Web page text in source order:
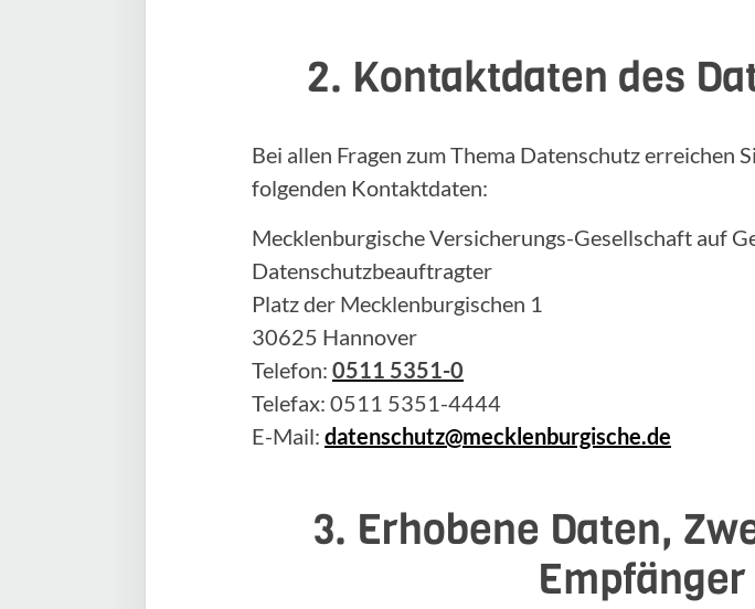
2. Kontaktdaten des
Bei allen Fragen zum Thema Datenschutz
folgenden Kontaktdaten:
Mecklenburgische Versicherungs-Gesellschaft auf
Datenschutzbeauftragter
Platz der Mecklenburgischen 1
30625 Hannover
Telefon: 0511 5351-0
Telefax: 0511 5351-4444
E-Mail: datenschutz@mecklenburgische.de
3. Erhobene Daten,